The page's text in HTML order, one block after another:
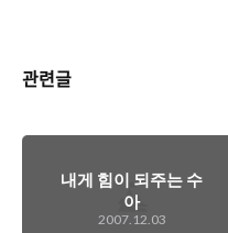
관련글
내게 힘이 되주는 수
아
2007.12.03